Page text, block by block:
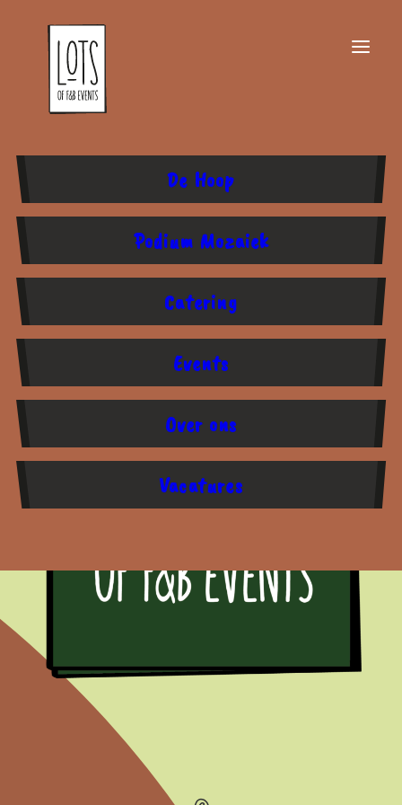
De Hoop
Podium Mozaiek
Catering
Events
Over ons
Vacatures